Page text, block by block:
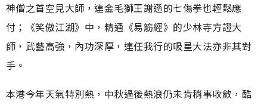
神僧之首空見大師，連金毛獅王謝遜的七傷拳也輕鬆應
付；《笑傲江湖》中，精通《易筋經》的少林寺方證大
師，武藝高強，內功深厚，連任我行的吸星大法亦非其對
手。
本港今年天氣特別熱，中秋過後熱浪仍未肯稍事收斂，酷